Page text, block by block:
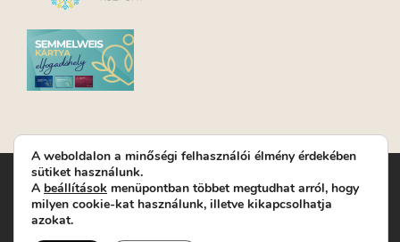
Turay Ida Színház Közhasznú Nonprofit Kft. | Működési
helyszín: Turay Ida Színház 1089 Budapest, Kálvária tér 6. |
Levelezési cím: 1089 Budapest, Kálvária tér 14. | Titkárság:
A weboldalon a minőségi felhasználói élmény érdekében
sütiket használunk.
A beállítások menüpontban többet megtudhat arról, hogy
milyen cookie-kat használunk, illetve kikapcsolhatja
azokat.